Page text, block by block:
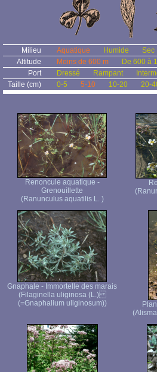
Milieu Aquatique Humide
Sec
Altitude
Moins de 600 m
De 600 à
Port
Dressé Rampant
Taille (cm)
0-5 5-10 10-20 20-
Renoncule aquatique -
Grenouillette
(Ranunculus aquatilis L. )
Gnaphale - Immortelle des marais
(Filaginella uliginosa (L.)
(=Gnaphalium uliginosum))